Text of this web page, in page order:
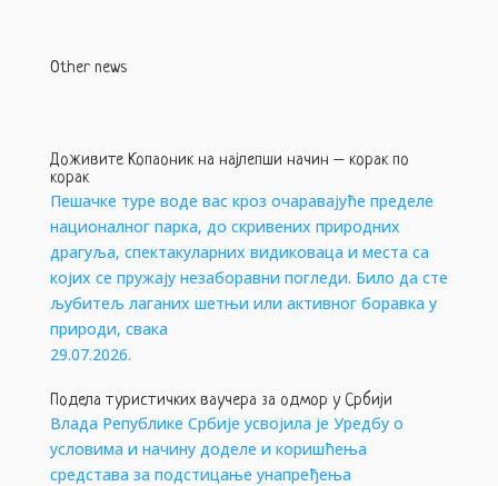
Other news
Доживите Копаоник на најлепши начин – корак по
корак
Пешачке туре воде вас кроз очаравајуће пределе
националног парка, до скривених природних
драгуља, спектакуларних видиковаца и места са
којих се пружају незаборавни погледи. Било да сте
љубитељ лаганих шетњи или активног боравка у
природи, свака
29.07.2026.
Подела туристичких ваучера за одмор у Србији
Влада Републике Србије усвојила је Уредбу о
условима и начину доделе и коришћења
средстава за подстицање унапређења